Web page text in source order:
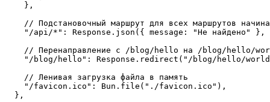
    },
// Подстановочный маршрут для всех маршрутов
    "/api/*"
: Response. json ({ message: "Не найдено"
},
// Перенаправление с /blog/hello на /blog/hello/
    "/blog/hello"
: Response. redirect ( "/blog/hello/
    // Ленивая загрузка файла в память
    "/favicon.ico"
: Bun. file ( "./favicon.ico" ),
  },